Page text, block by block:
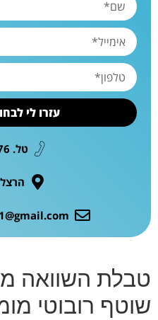
עזרו לי
טל. 09-8328176
הרצל 27, נתניה
טבלת השוואה
שוטף רובוטי